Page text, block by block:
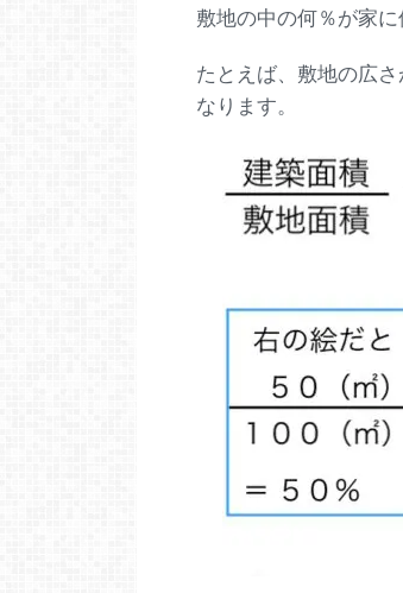
敷地の中の何％が家
たとえば、敷地の広
なります。